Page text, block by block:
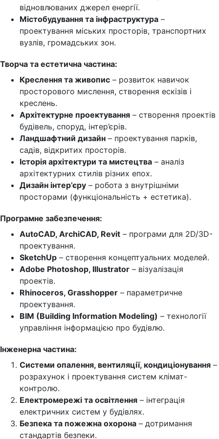
відновлюваних джерел енергії.
Містобудування та інфраструктура –
проектування міських просторів, транспортних
вузлів, громадських зон.
Творча та естетична частина:
Креслення та живопис – розвиток навичок
просторового мислення, створення ескізів і
креслень.
Архітектурне проектування – створення проектів
будівель, споруд, інтер’єрів.
Ландшафтний дизайн – проектування парків,
садів, відкритих просторів.
Історія архітектури та мистецтва – аналіз
архітектурних стилів різних епох.
Дизайн інтер’єру – робота з внутрішніми
просторами (функціональність + естетика).
Програмне забезпечення:
AutoCAD, ArchiCAD, Revit – програми для 2D/3D-
проектування.
SketchUp – створення концептуальних моделей.
Adobe Photoshop, Illustrator – візуалізація
проектів.
Rhinoceros, Grasshopper – параметричне
проектування.
BIM (Building Information Modeling) – технології
управління інформацією про будівлю.
Інженерна частина:
Системи опалення, вентиляції, кондиціонування –
розрахунок і проектування систем клімат-
контролю.
Електромережі та освітлення – інтеграція
електричних систем у будівлях.
Безпека та пожежна охорона – дотримання
стандартів безпеки.